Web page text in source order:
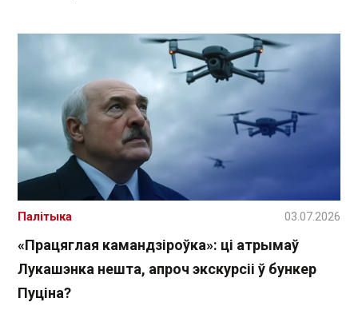
«Працяглая камандзіроўка»: ці атрымаў
Лукашэнка нешта, апроч экскурсіі ў бункер
Пуціна?
Палітыка 03.07.2026